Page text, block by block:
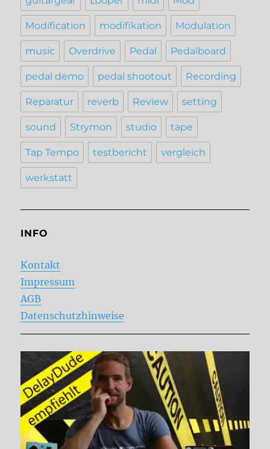
Modification modifikation Modulation
music Overdrive Pedal Pedalboard
pedal demo pedal shootout Recording
Reparatur reverb Review setting
sound Strymon studio tape
Tap Tempo testbericht vergleich
werkstatt
INFO
Kontakt
Impressum
AGB
Datenschutzhinweise